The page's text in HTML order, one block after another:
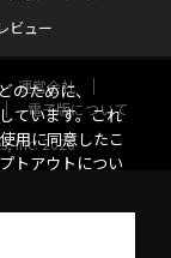
ビュー
運営会社
電子版について
Inc. 2026
のために、
ています。これ
用に同意したこ
トアウトについ